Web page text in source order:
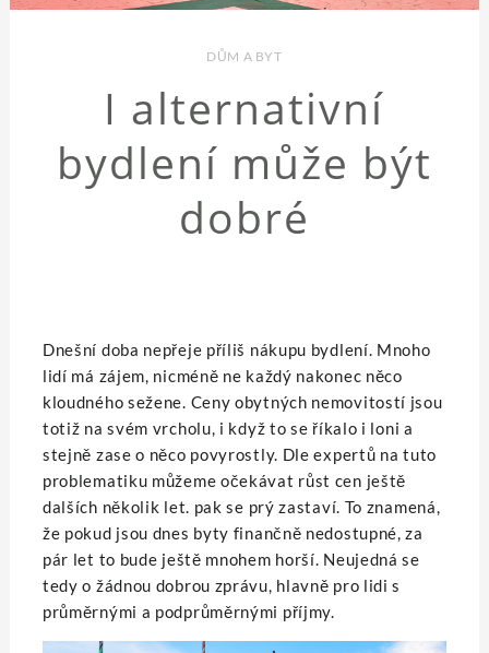
DŮM A BYT
I alternativní
bydlení může být
dobré
Dnešní doba nepřeje příliš nákupu bydlení. Mnoho
lidí má zájem, nicméně ne každý nakonec něco
kloudného sežene. Ceny obytných nemovitostí jsou
totiž na svém vrcholu, i když to se říkalo i loni a
stejně zase o něco povyrostly. Dle expertů na tuto
problematiku můžeme očekávat růst cen ještě
dalších několik let. pak se prý zastaví. To znamená,
že pokud jsou dnes byty finančně nedostupné, za
pár let to bude ještě mnohem horší. Neujedná se
tedy o žádnou dobrou zprávu, hlavně pro lidi s
průměrnými a podprůměrnými příjmy.